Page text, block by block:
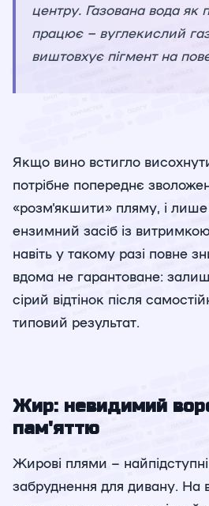
центру. Газована вода
працює – вуглекислий
виштовхує пігмент на
Якщо вино встигло
потрібне попереднє
«розм'якшити» пляму, і лише
ензимний засіб із
навіть у такому разі повне
вдома не гарантоване:
сірий відтінок після
типовий результат.
Жир: невидимий
пам'яттю
Жирові плями –
забруднення для дивану. На